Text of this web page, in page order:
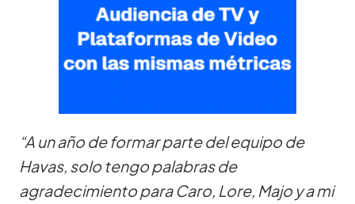
“A un año de formar parte del equipo de
Havas, solo tengo palabras de
agradecimiento para Caro, Lore, Majo y a mi